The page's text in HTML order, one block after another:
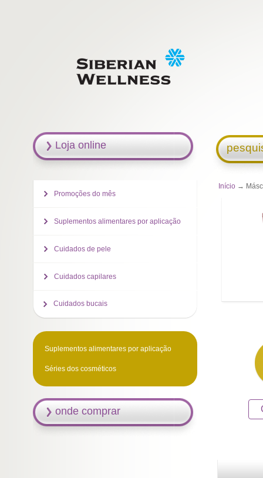
Início →
Loja online
Promoções do mês
Suplementos alimentares por aplicação
Cuidados de pele
Cuidados capilares
Cuidados bucais
Suplementos alimentares por aplicação
Séries dos cosméticos
onde comprar